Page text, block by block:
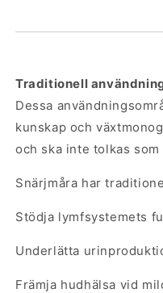
Traditionell
Dessa
kunskap och
och ska inte tolkas
Snärjmåra har
Stödja lymfsystemets
Underlätta
Främja hudhälsa vid